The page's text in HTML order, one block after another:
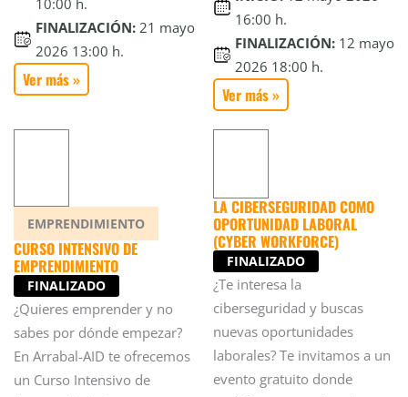
10:00 h.
FINALIZACIÓN: 21 mayo
2026 13:00 h.
Ver más »
16:00 h.
FINALIZACIÓN: 12 mayo
2026 18:00 h.
Ver más »
EMPRENDIMIENTO
CURSO INTENSIVO DE
EMPRENDIMIENTO
FINALIZADO
¿Quieres emprender y no
sabes por dónde empezar?
En Arrabal-AID te ofrecemos
un Curso Intensivo de
LA CIBERSEGURIDAD COMO
OPORTUNIDAD LABORAL
(CYBER WORKFORCE)
FINALIZADO
¿Te interesa la
ciberseguridad y buscas
nuevas oportunidades
laborales? Te invitamos a un
evento gratuito donde